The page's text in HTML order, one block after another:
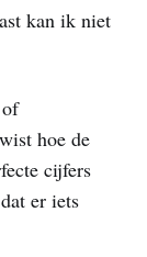
kan ik niet
hoe de
cijfers
er iets